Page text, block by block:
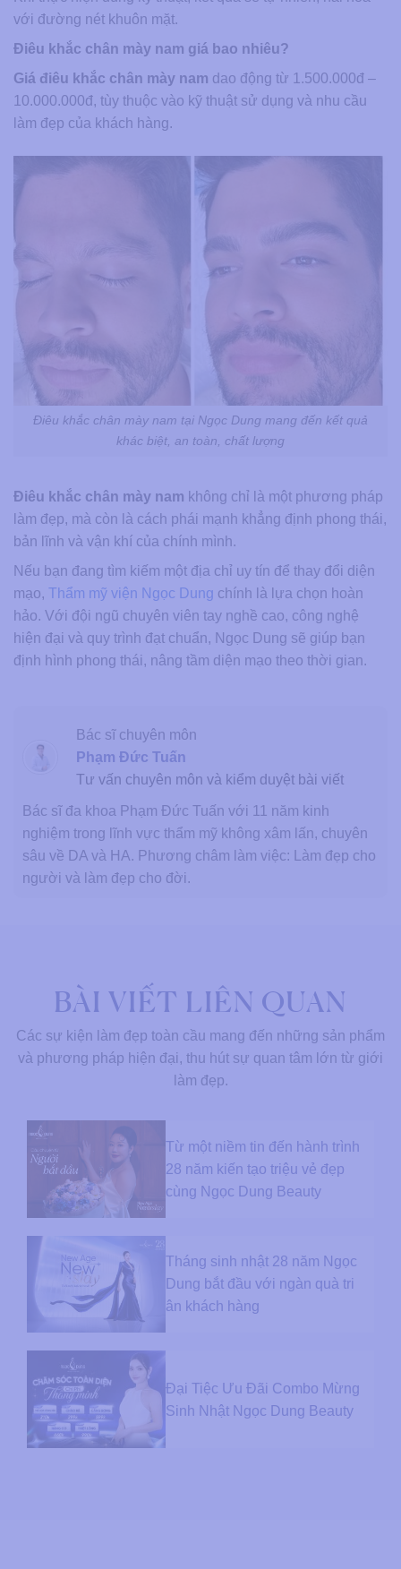
với đường nét khuôn mặt.
Điêu khắc chân mày nam giá bao nhiêu?
Giá điêu khắc chân mày nam dao động từ 1.500.000đ –
10.000.000đ, tùy thuộc vào kỹ thuật sử dụng và nhu cầu
làm đẹp của khách hàng.
Điêu khắc chân mày nam tại Ngọc Dung mang đến kết quả
khác biệt, an toàn, chất lượng
Điêu khắc chân mày nam không chỉ là một phương pháp
làm đẹp, mà còn là cách phái mạnh khẳng định phong thái,
bản lĩnh và vận khí của chính mình.
Nếu bạn đang tìm kiếm một địa chỉ uy tín để thay đổi diện
mạo, Thẩm mỹ viện Ngọc Dung chính là lựa chọn hoàn
hảo. Với đội ngũ chuyên viên tay nghề cao, công nghệ
hiện đại và quy trình đạt chuẩn, Ngọc Dung sẽ giúp bạn
định hình phong thái, nâng tầm diện mạo theo thời gian.
Bác sĩ chuyên môn
Phạm Đức Tuấn
Tư vấn chuyên môn và kiểm duyệt bài viết
Bác sĩ đa khoa Phạm Đức Tuấn với 11 năm kinh
nghiệm trong lĩnh vực thẩm mỹ không xâm lấn, chuyên
sâu về DA và HA. Phương châm làm việc: Làm đẹp cho
người và làm đẹp cho đời.
BÀI VIẾT LIÊN QUAN
Các sự kiện làm đẹp toàn cầu mang đến những sản phẩm
và phương pháp hiện đại, thu hút sự quan tâm lớn từ giới
làm đẹp.
Từ một niềm tin đến hành trình
28 năm kiến tạo triệu vẻ đẹp
cùng Ngọc Dung Beauty
Tháng sinh nhật 28 năm Ngọc
Dung bắt đầu với ngàn quà tri
ân khách hàng
Đại Tiệc Ưu Đãi Combo Mừng
Sinh Nhật Ngọc Dung Beauty